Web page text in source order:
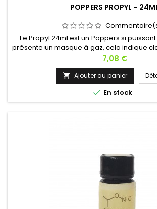
POPPERS PROPYL -
Le Propyl 24ml est un Poppers si
présente un masque à gaz, cela indique
puissants qui vous attendent dans cette
un autre monde avec sa molécule de
chaleur et euphorie seront au rendez-
notre pack Propyl &amp; Amyl
Prix
7,08 €
 Ajouter au panier
 En stock